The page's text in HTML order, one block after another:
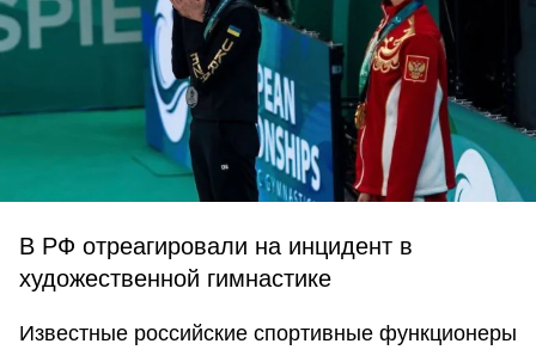
В РФ отреагировали на инцидент в
художественной гимнастике
Известные российские спортивные функционеры